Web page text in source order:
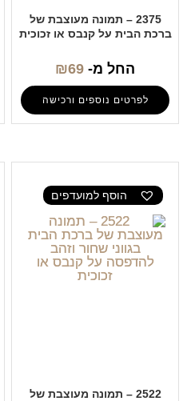
2375 – תמונה מעוצבת של
ברכת הבית על קנבס או זכוכית
החל מ- ₪69
לפרטים נוספים ורכישה
הוסף למועדפים
2522 – תמונה מעוצבת של